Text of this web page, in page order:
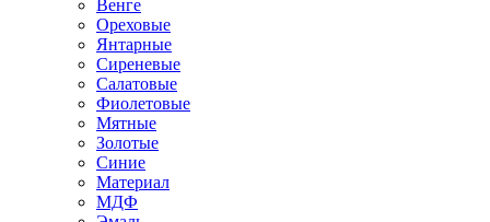
Венге
Ореховые
Янтарные
Сиреневые
Салатовые
Фиолетовые
Мятные
Золотые
Синие
Материал
МДФ